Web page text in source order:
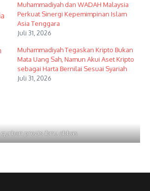
Muhammadiyah dan WADAH Malaysia
Perkuat Sinergi Kepemimpinan Islam
Asia Tenggara
Juli 31, 2026
Muhammadiyah Tegaskan Kripto Bukan
Mata Uang Sah, Namun Akui Aset Kripto
sebagai Harta Bernilai Sesuai Syariah
Juli 31, 2026
qurban prozis ibnu abbas